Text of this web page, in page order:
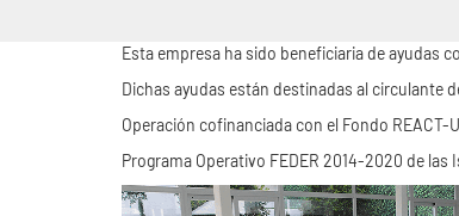
Esta empresa ha sido beneficiaria de ayudas
Dichas ayudas están destinadas al circulante
Operación cofinanciada con el Fondo REACT-
Programa Operativo FEDER 2014-2020 de las